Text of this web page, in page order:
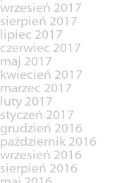
wrzesień 2017
sierpień 2017
lipiec 2017
czerwiec 2017
maj 2017
kwiecień 2017
marzec 2017
luty 2017
styczeń 2017
grudzień 2016
październik 2016
wrzesień 2016
sierpień 2016